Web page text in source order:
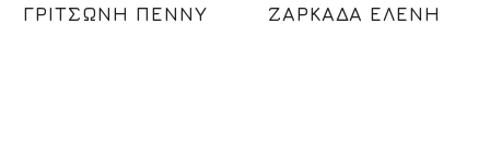
ΓΡΙΤΣΩΝΗ ΠΕΝΝΥ ΖΑΡΚΑΔΑ ΕΛΕΝΗ